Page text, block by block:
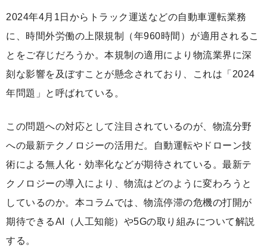
2024年4月1日からトラック運送などの自動車運転業務
に、時間外労働の上限規制（年960時間）が適用されるこ
とをご存じだろうか。本規制の適用により物流業界に深
刻な影響を及ぼすことが懸念されており、これは「2024
年問題」と呼ばれている。
この問題への対応として注目されているのが、物流分野
への最新テクノロジーの活用だ。自動運転やドローン技
術による無人化・効率化などが期待されている。最新テ
クノロジーの導入により、物流はどのように変わろうと
しているのか。本コラムでは、物流停滞の危機の打開が
期待できるAI（人工知能）や5Gの取り組みについて解説
する。